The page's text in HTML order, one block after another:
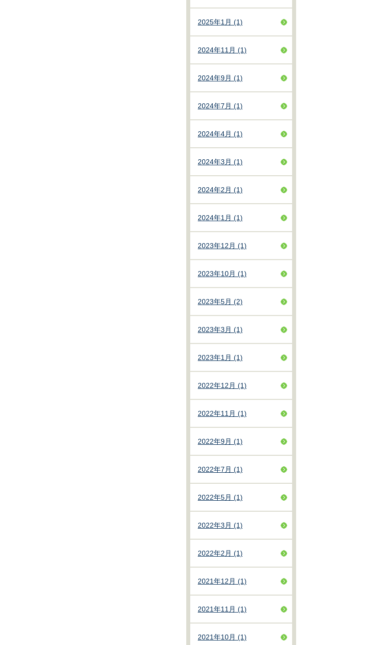
2025年1月 (1)
2024年11月 (1)
2024年9月 (1)
2024年7月 (1)
2024年4月 (1)
2024年3月 (1)
2024年2月 (1)
2024年1月 (1)
2023年12月 (1)
2023年10月 (1)
2023年5月 (2)
2023年3月 (1)
2023年1月 (1)
2022年12月 (1)
2022年11月 (1)
2022年9月 (1)
2022年7月 (1)
2022年5月 (1)
2022年3月 (1)
2022年2月 (1)
2021年12月 (1)
2021年11月 (1)
2021年10月 (1)